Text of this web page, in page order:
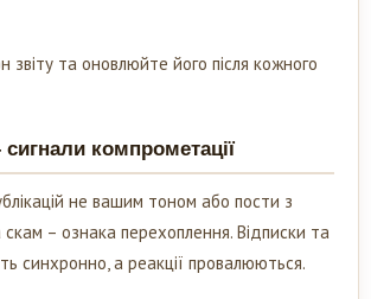
звіту та оновлюйте його після кожного
сигнали компрометації
не вашим тоном або пости з
– ознака перехоплення. Відписки та
синхронно, а реакції провалюються.